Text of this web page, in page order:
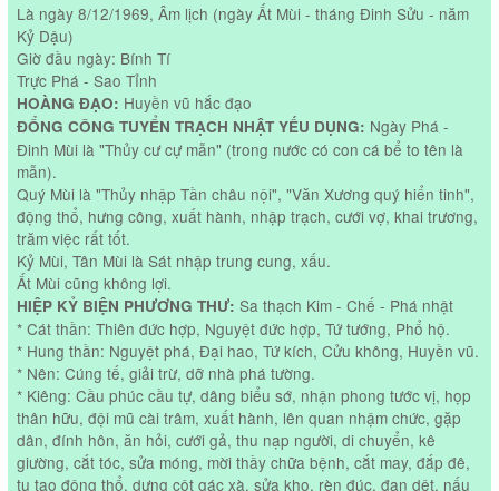
Là ngày 8/12/1969, Âm lịch (ngày Ất Mùi - tháng Đinh Sửu - năm
Kỷ Dậu)
Giờ đầu ngày: Bính Tí
Trực Phá - Sao Tỉnh
HOÀNG ĐẠO: Huyền vũ hắc đạo
ĐỔNG CÔNG TUYỂN TRẠCH NHẬT YẾU DỤNG: Ngày Phá -
Đinh Mùi là "Thủy cư cự mẫn" (trong nước có con cá bể to tên là
mẫn).
Quý Mùi là "Thủy nhập Tần châu nội", "Văn Xương quý hiển tinh",
động thổ, hưng công, xuất hành, nhập trạch, cưới vợ, khai trương,
trăm việc rất tốt.
Kỷ Mùi, Tân Mùi là Sát nhập trung cung, xấu.
Ất Mùi cũng không lợi.
HIỆP KỶ BIỆN PHƯƠNG THƯ: Sa thạch Kim - Chế - Phá nhật
* Cát thần: Thiên đức hợp, Nguyệt đức hợp, Tứ tướng, Phổ hộ.
* Hung thần: Nguyệt phá, Đại hao, Tứ kích, Cửu không, Huyền vũ.
* Nên: Cúng tế, giải trừ, dỡ nhà phá tường.
* Kiêng: Cầu phúc cầu tự, dâng biểu sớ, nhận phong tước vị, họp
thân hữu, đội mũ cài trâm, xuất hành, lên quan nhậm chức, gặp
dân, đính hôn, ăn hỏi, cưới gả, thu nạp người, di chuyển, kê
giường, cắt tóc, sửa móng, mời thầy chữa bệnh, cắt may, đắp đê,
tu tạo động thổ, dựng cột gác xà, sửa kho, rèn đúc, đan dệt, nấu